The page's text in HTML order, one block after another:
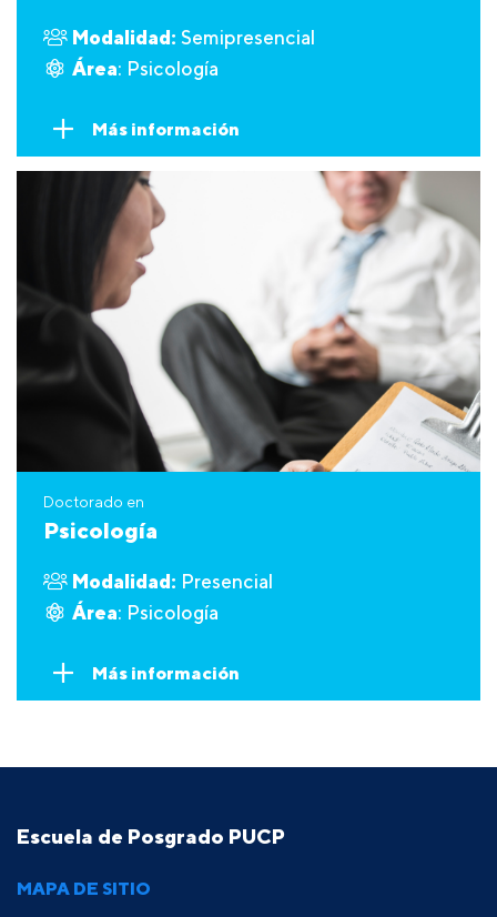
Modalidad: Semipresencial
Área: Psicología
Más información
Doctorado en
Psicología
Modalidad: Presencial
Área: Psicología
Más información
Escuela de Posgrado PUCP
MAPA DE SITIO